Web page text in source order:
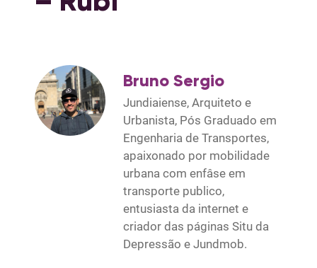
Bruno Sergio
Jundiaiense, Arquiteto e
Urbanista, Pós Graduado em
Engenharia de Transportes,
apaixonado por mobilidade
urbana com enfâse em
transporte publico,
entusiasta da internet e
criador das páginas Situ da
Depressão e Jundmob.